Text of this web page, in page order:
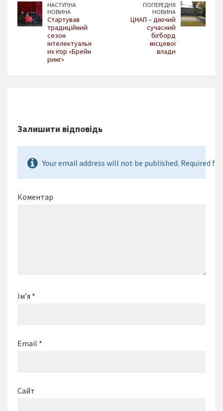
НАСТУПНА
НОВИНА
Стартував
традиційний
сезон
інтелектуальн
их ігор «Брейн
ринг»
ПОПЕРЕДНЯ
НОВИНА
ЦНАП – діючий
сучасний
бігборд
місцевої
влади
Залишити відповідь
Your email address will not be published. Required
Коментар
Ім’я *
Email *
Сайт